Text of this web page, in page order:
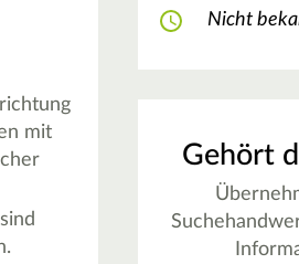
mit
Nicht
Gehört